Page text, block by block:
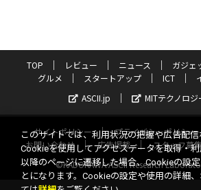
TOP レビュー ニュース ガジェ
グルメ
スタートアップ ICT
ASCII.jp
MITテクノロ
サイトポリシー プライバシーポリシー
お問い合わせ
広告掲載 スタッフ募
©KADOKAWA ASCII Research
このサイトでは、利用状況の把握や広告配信
Cookieを使用してアクセスデータを取得・
以降のページに遷移した場合、Cookieの設
とになります。Cookieの設定や使用の詳細